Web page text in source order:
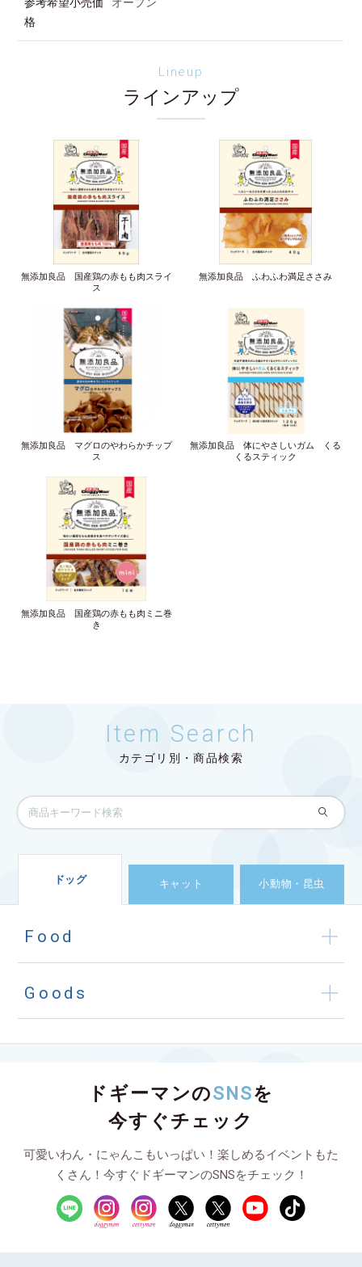
参考希望小売価
格
オープン
Lineup
ラインアップ
無添加良品 国産鶏の赤もも肉スライ
ス
無添加良品 ふわふわ満足ささみ
無添加良品 マグロのやわらかチップ
ス
無添加良品 体にやさしいガム くる
くるスティック
無添加良品 国産鶏の赤もも肉ミニ巻
き
Item Search
カテゴリ別・商品検索
ドッグ キャット 小動物・昆虫
Food
Goods
ドギーマンのSNSを
今すぐチェック
可愛いわん・にゃんこもいっぱい！楽しめるイベントもた
くさん！今すぐドギーマンのSNSをチェック！